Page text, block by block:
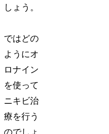
しょう。
ではどの
ようにオ
ロナイン
を使って
ニキビ治
療を行う